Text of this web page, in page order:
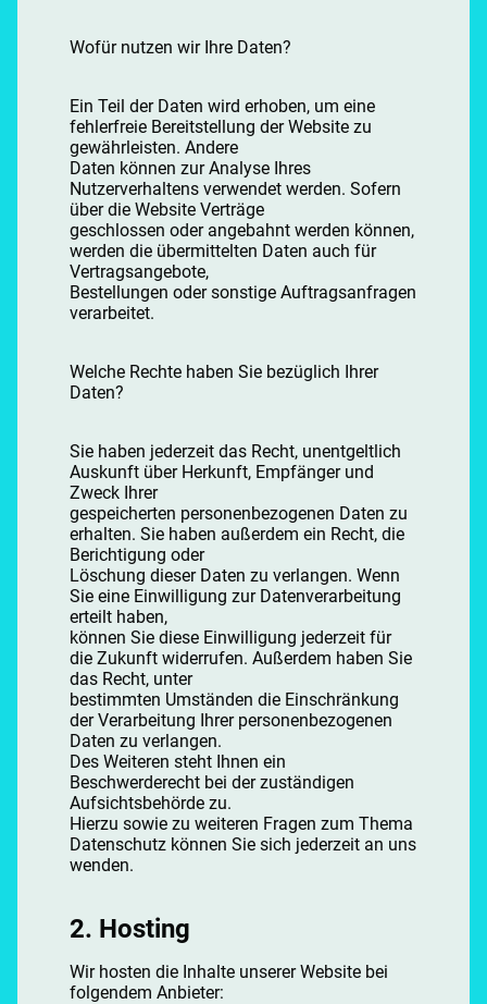
Wofür nutzen wir Ihre Daten?
Ein Teil der Daten wird erhoben, um eine
fehlerfreie Bereitstellung der Website zu
gewährleisten. Andere
Daten können zur Analyse Ihres
Nutzerverhaltens verwendet werden. Sofern
über die Website Verträge
geschlossen oder angebahnt werden können,
werden die übermittelten Daten auch für
Vertragsangebote,
Bestellungen oder sonstige Auftragsanfragen
verarbeitet.
Welche Rechte haben Sie bezüglich Ihrer
Daten?
Sie haben jederzeit das Recht, unentgeltlich
Auskunft über Herkunft, Empfänger und
Zweck Ihrer
gespeicherten personenbezogenen Daten zu
erhalten. Sie haben außerdem ein Recht, die
Berichtigung oder
Löschung dieser Daten zu verlangen. Wenn
Sie eine Einwilligung zur Datenverarbeitung
erteilt haben,
können Sie diese Einwilligung jederzeit für
die Zukunft widerrufen. Außerdem haben Sie
das Recht, unter
bestimmten Umständen die Einschränkung
der Verarbeitung Ihrer personenbezogenen
Daten zu verlangen.
Des Weiteren steht Ihnen ein
Beschwerderecht bei der zuständigen
Aufsichtsbehörde zu.
Hierzu sowie zu weiteren Fragen zum Thema
Datenschutz können Sie sich jederzeit an uns
wenden.
2. Hosting
Wir hosten die Inhalte unserer Website bei
folgendem Anbieter: